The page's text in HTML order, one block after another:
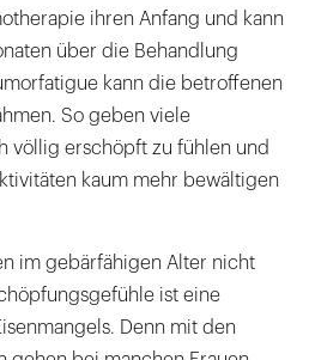
ihren Anfang und kann
über die Behandlung
kann die betroffenen
So geben viele
völlig erschöpft zu fühlen und
kaum mehr bewältigen
im gebärfähigen Alter nicht
ist eine
Denn mit den